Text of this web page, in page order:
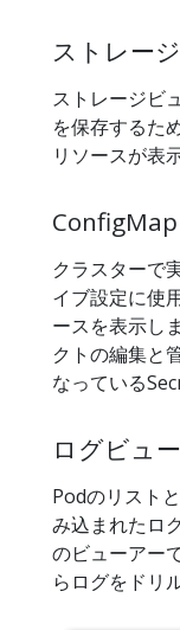
ストレージ
ストレージビ
を保存するた
リソースが表
クラスターで
イブ設定に使
ースを表示し
クトの編集と
なっている
ログビュ
Podのリスト
み込まれたロ
のビューアー
らログをドリ